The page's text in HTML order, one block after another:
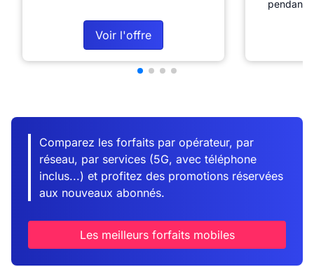
Voir l'offre
pendant
Comparez les forfaits par opérateur, par
réseau, par services (5G, avec téléphone
inclus...) et profitez des promotions réservées
aux nouveaux abonnés.
Les meilleurs forfaits mobiles